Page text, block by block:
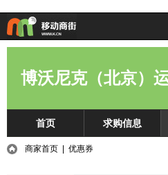
博沃尼克（北京）
首页 求购信息
商家首页 | 优惠券